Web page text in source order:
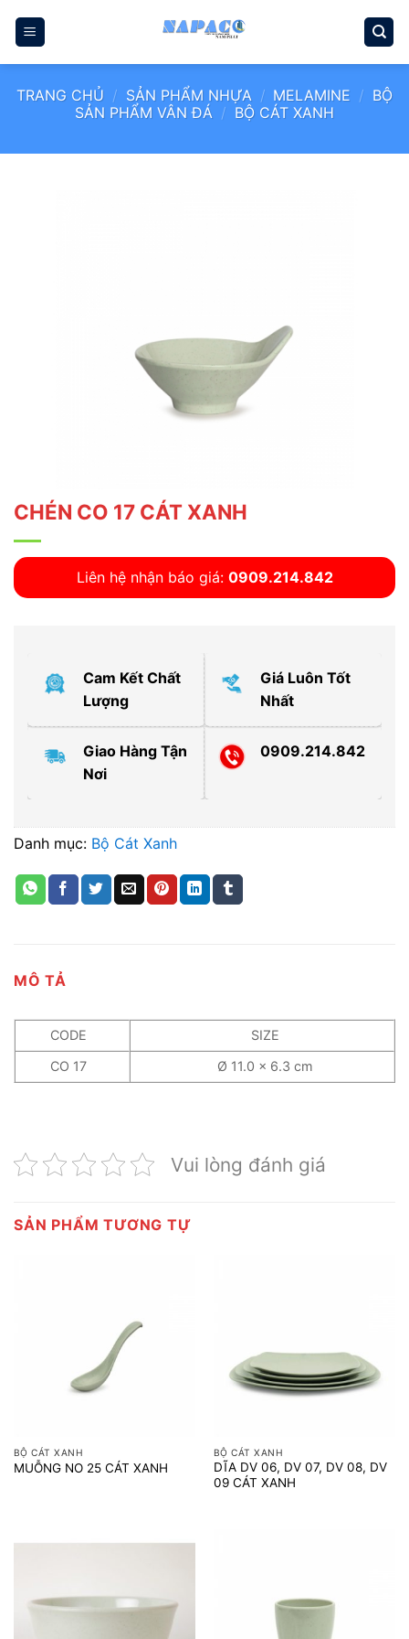
qua
TRANG CHỦ / SẢN PHẨM NHỰA / MELAMINE / BỘ
SẢN PHẨM VÂN ĐÁ / BỘ CÁT XANH
CHÉN CO 17 CÁT XANH
Liên hệ nhận báo giá: 0909.214.842
Cam Kết Chất
Lượng
Giá Luôn Tốt
Nhất
Giao Hàng Tận
Nơi
0909.214.842
Danh mục: Bộ Cát Xanh
MÔ TẢ
CODE
SIZE
CO 17
Ø 11.0 x 6.3 cm
Vui lòng đánh giá
SẢN PHẨM TƯƠNG TỰ
BỘ CÁT XANH
MUỖNG NO 25 CÁT XANH
BỘ CÁT XANH
DĨA DV 06, DV 07, DV 08, DV
09 CÁT XANH